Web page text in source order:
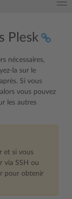
Plesk
nécessaires,
la sur le
Si vous
vous pouvez
les autres
et si vous
via SSH ou
pour obtenir